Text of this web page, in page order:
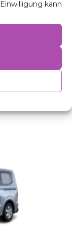
kann
Isolierung.